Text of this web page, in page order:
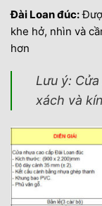
Đài Loan đúc:
khe hở, nhìn và
hơn
Lưu ý:
xách và